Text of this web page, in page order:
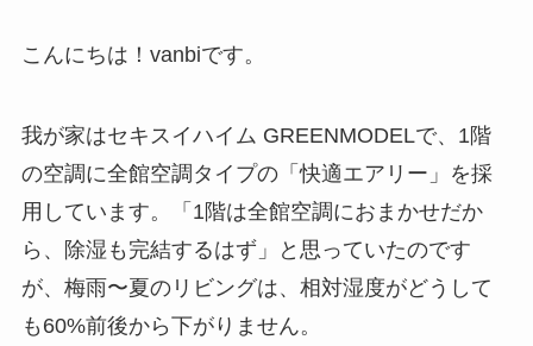
こんにちは！vanbiです。
我が家はセキスイハイム GREENMODELで、1階
の空調に全館空調タイプの「快適エアリー」を採
用しています。「1階は全館空調におまかせだか
ら、除湿も完結するはず」と思っていたのです
が、梅雨〜夏のリビングは、相対湿度がどうして
も60%前後から下がりません。